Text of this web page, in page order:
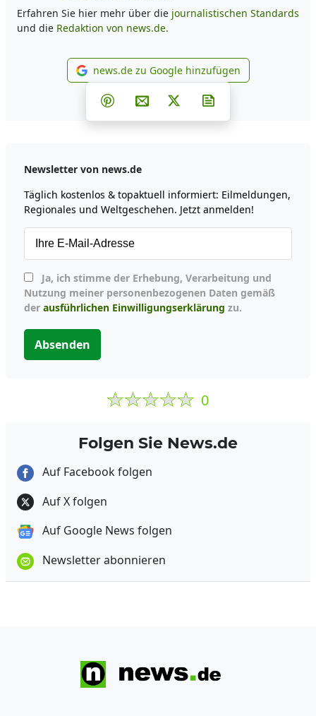
Erfahren Sie hier mehr über die journalistischen Standards
und die Redaktion von news.de.
news.de zu Google
news.de zu Google hinzufügen
Teilen auf Facebook
Teilen auf Whatsapp
Teilen auf Telegram
Teilen auf Pinterest
Per E-Mail teilen
Post auf X
Newsletter von news.de
Täglich kostenlos & topaktuell informiert: Eilmeldungen,
Regionales und Weltgeschehen. Jetzt anmelden!
Nutzung meiner personenbezogenen Daten gemäß
der ausführlichen Einwilligungserklärung zu.
Absenden
0
Folgen Sie News.de
Auf Facebook folgen
Auf X folgen
Auf Google News folgen
Newsletter abonnieren